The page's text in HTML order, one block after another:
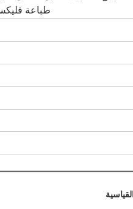
طباعة